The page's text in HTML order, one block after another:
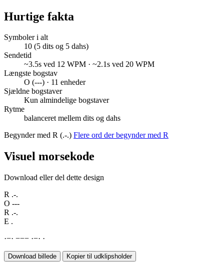
Hurtige fakta
Symboler i alt
10 (5 dits og 5 dahs)
Sendetid
~3.5s ved 12 WPM · ~2.1s ved 20 WPM
Længste bogstav
O (---) · 11 enheder
Sjældne bogstaver
Kun almindelige bogstaver
Rytme
balanceret mellem dits og dahs
Begynder med R (.-.) Flere ord der begynder med R
Visuel morsekode
Download eller del dette design
R .-.
O ---
R .-.
E .
·−· −−− ·−· ·
Download billede Kopier til udklipsholder